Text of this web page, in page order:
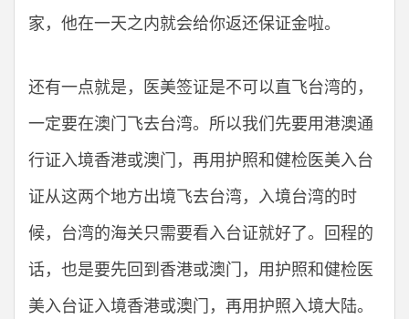
家，他在一天之内就会给你返还保证金啦。
还有一点就是，医美签证是不可以直飞台湾的，
一定要在澳门飞去台湾。所以我们先要用港澳通
行证入境香港或澳门，再用护照和健检医美入台
证从这两个地方出境飞去台湾，入境台湾的时
候，台湾的海关只需要看入台证就好了。回程的
话，也是要先回到香港或澳门，用护照和健检医
美入台证入境香港或澳门，再用护照入境大陆。